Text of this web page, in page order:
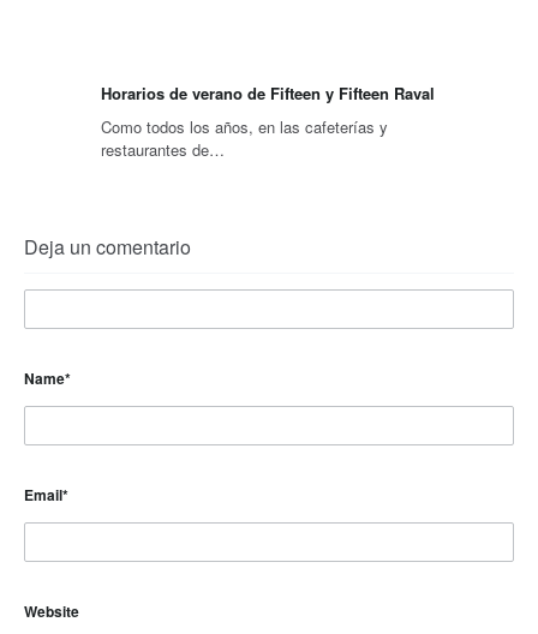
Horarios de verano de Fifteen y Fifteen Raval
Como todos los años, en las cafeterías y
restaurantes de…
Deja un comentario
Name*
Email*
Website